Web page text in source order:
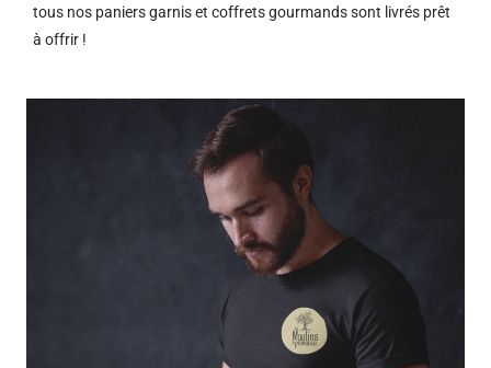
tous nos paniers garnis et coffrets gourmands sont livrés prêt
à offrir !